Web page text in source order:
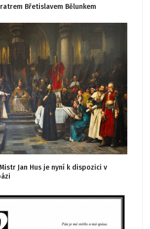
Břetislavem Bělunkem
Jan Hus je nyní k dispozici v